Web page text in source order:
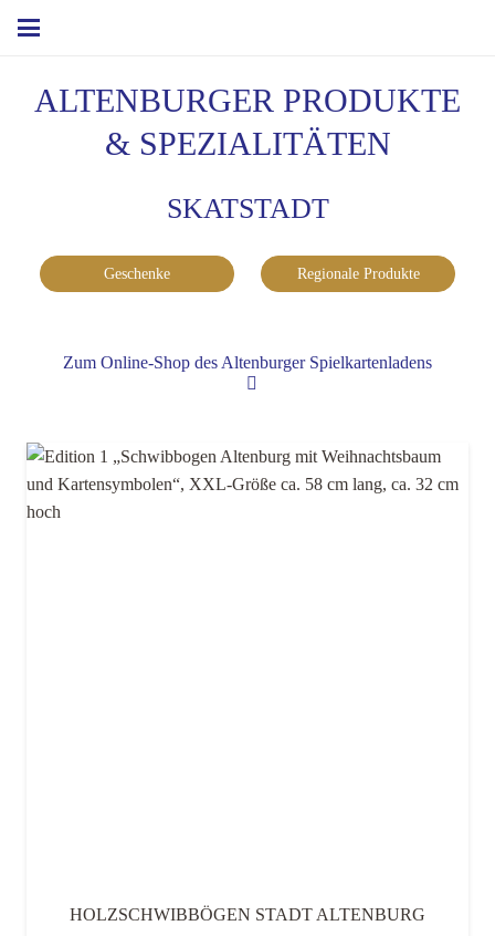
ALTENBURGER PRODUKTE
& SPEZIALITÄTEN
SKATSTADT
Geschenke Regionale Produkte
Zum Online-Shop des Altenburger Spielkartenladens
HOLZSCHWIBBÖGEN STADT ALTENBURG